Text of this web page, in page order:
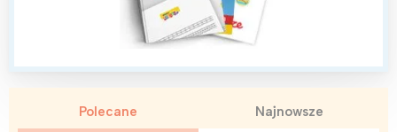
Polecane Najnowsze
Północ